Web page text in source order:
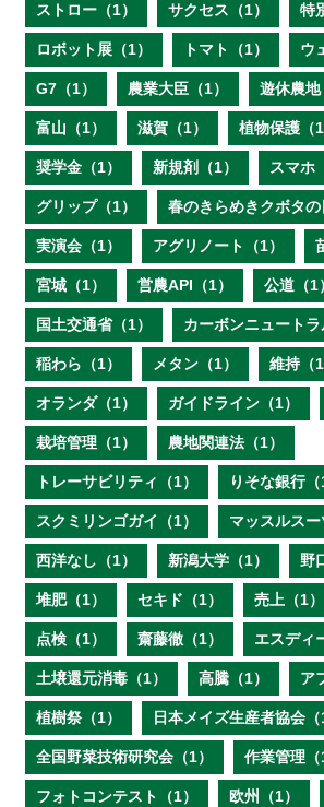
ストロー（1） サクセス（1） 特
ロボット展（1） トマト（1） ウ
G7（1） 農業大臣（1） 遊休農地
富山（1） 滋賀（1） 植物保護（1
奨学金（1） 新規剤（1） スマホ
グリップ（1） 春のきらめきクボタの
実演会（1） アグリノート（1）
宮城（1） 営農API（1） 公道（1
国土交通省（1） カーボンニュートラ
稲わら（1） メタン（1） 維持（1
オランダ（1） ガイドライン（1）
栽培管理（1） 農地関連法（1）
トレーサビリティ（1） りそな銀行（
スクミリンゴガイ（1） マッスルスー
西洋なし（1） 新潟大学（1） 野
堆肥（1） セキド（1） 売上（1）
点検（1） 齋藤徹（1） エスディ
土壌還元消毒（1） 高騰（1） ア
植樹祭（1） 日本メイズ生産者協会（
全国野菜技術研究会（1） 作業管理（
フォトコンテスト（1） 欧州（1）